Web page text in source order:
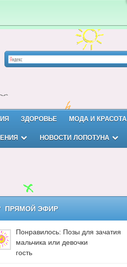
ЗДОРОВЬЕ МОДА И КРАСОТА
НОВОСТИ ЛОПОТУНА
ПРЯМОЙ ЭФИР
Понравилось: Позы для зачатия
мальчика или девочки
гость